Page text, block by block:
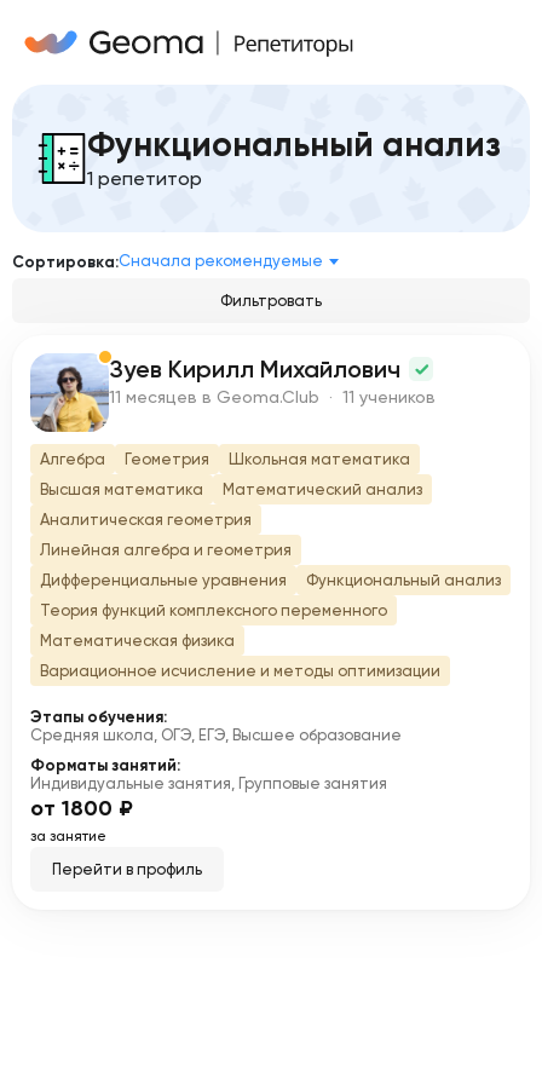
Функциональный анализ
1 репетитор
Сортировка:Сначала рекомендуемые
Фильтровать
З Зуев Кирилл Михайлович
11 месяцев в Geoma.Club · 11 учеников
Алгебра Геометрия
Школьная математика
Высшая математика
Математический анализ
Аналитическая геометрия
Линейная алгебра и геометрия
Дифференциальные уравнения
Функциональный анализ
Теория функций комплексного переменного
Математическая физика
Вариационное исчисление и методы оптимизации
Этапы обучения:
Средняя школа, ОГЭ, ЕГЭ, Высшее образование
Форматы занятий:
Индивидуальные занятия, Групповые занятия
от 1800 ₽
за занятие
Перейти в профиль